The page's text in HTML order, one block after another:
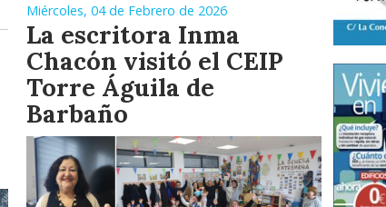
Miércoles, 04 de Febrero de 2026
La escritora Inma
Chacón visitó el CEIP
Torre Águila de
Barbaño